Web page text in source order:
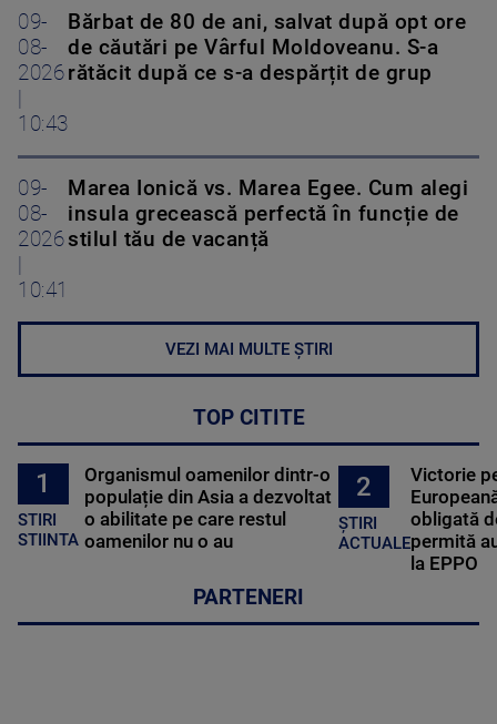
09-
08-
2026
|
10:43
Bărbat de 80 de ani, salvat după opt ore
de căutări pe Vârful Moldoveanu. S-a
rătăcit după ce s-a despărțit de grup
09-
08-
2026
|
10:41
Marea Ionică vs. Marea Egee. Cum alegi
insula grecească perfectă în funcție de
stilul tău de vacanță
VEZI MAI MULTE ȘTIRI
TOP CITITE
1
STIRI
STIINTA
Organismul oamenilor dintr-o
populație din Asia a dezvoltat
o abilitate pe care restul
oamenilor nu o au
2
ȘTIRI
ACTUALE
Victorie
obligată
permită
la EPPO
PARTENERI